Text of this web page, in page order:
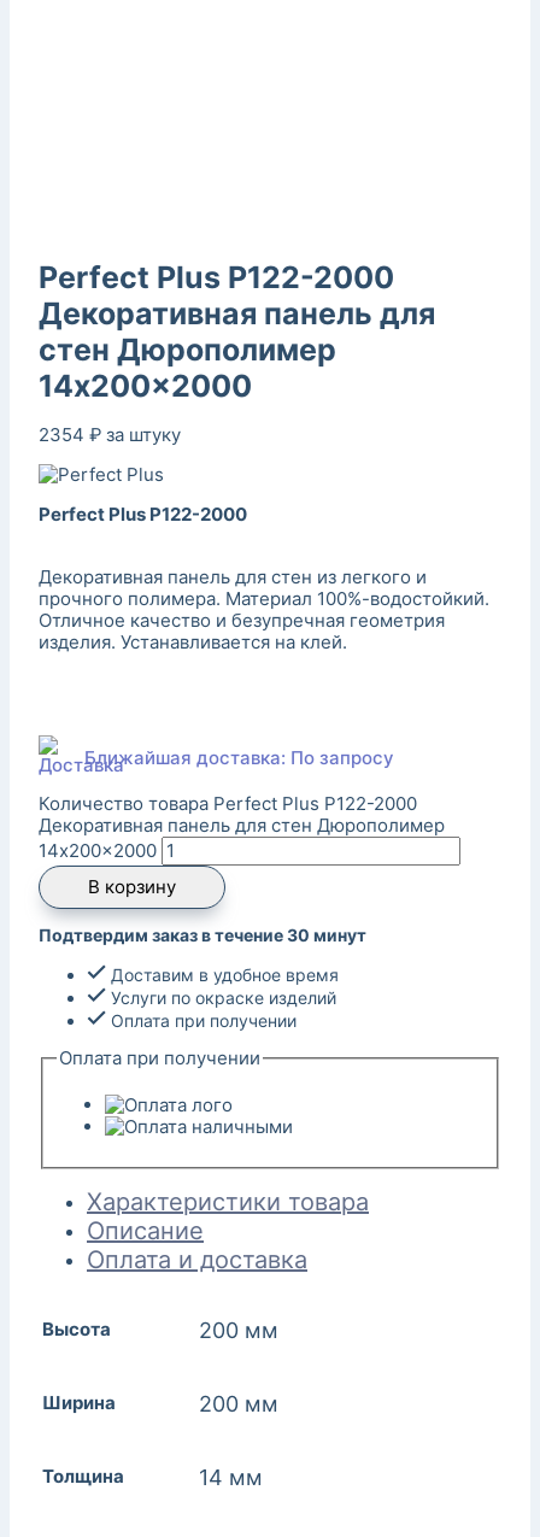
Perfect Plus P122-2000
Декоративная панель для
стен Дюрополимер
14x200x2000
2354 ₽ за штуку
Perfect Plus P122-2000
Декоративная панель для стен из легкого и
прочного полимера. Материал 100%-водостойкий.
Отличное качество и безупречная геометрия
изделия. Устанавливается на клей.
Ближайшая доставка: По запросу
Количество товара Perfect Plus P122-2000
Декоративная панель для стен Дюрополимер
14x200x2000
В корзину
Подтвердим заказ в течение 30 минут
Доставим в удобное время
Услуги по окраске изделий
Оплата при получении
Оплата при получении
Характеристики товара
Описание
Оплата и доставка
Высота 200 мм
Ширина 200 мм
Толщина 14 мм